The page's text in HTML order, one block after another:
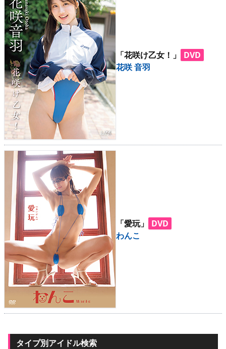
「花咲け乙女！」
DVD
花咲 音羽
「愛玩」
DVD
わんこ
タイプ別アイドル検索